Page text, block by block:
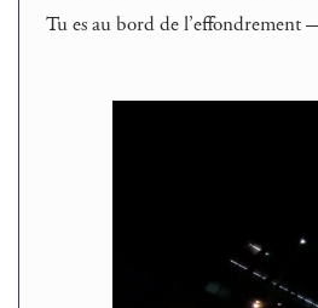
Tu es au bord de l’effondrement